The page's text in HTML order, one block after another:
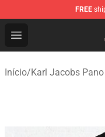
FREE
Open menu
Karl Jacobs
Início/Karl Jacobs